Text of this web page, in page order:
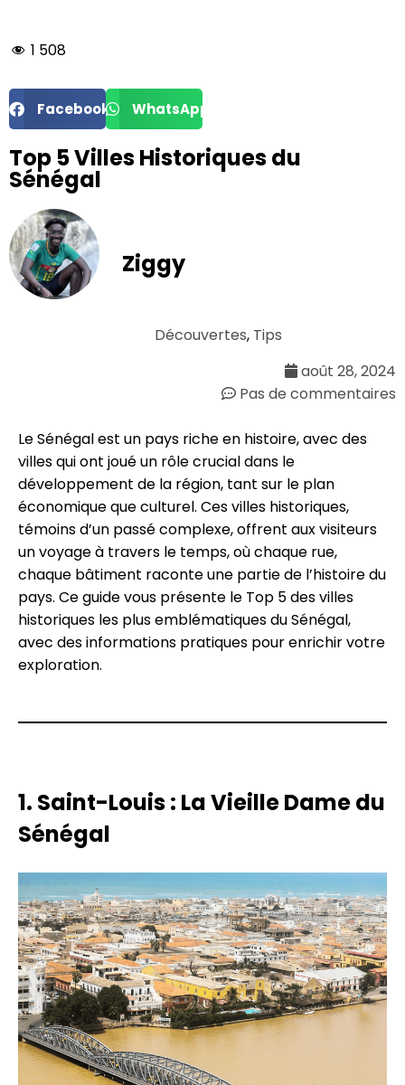
Top 5 Villes Historiques du
Sénégal
Ziggy
Découvertes, Tips
août 28, 2024
Pas de commentaires
Le Sénégal est un pays riche en histoire, avec des
villes qui ont joué un rôle crucial dans le
développement de la région, tant sur le plan
économique que culturel. Ces villes historiques,
témoins d’un passé complexe, offrent aux visiteurs
un voyage à travers le temps, où chaque rue,
chaque bâtiment raconte une partie de l’histoire du
pays. Ce guide vous présente le Top 5 des villes
historiques les plus emblématiques du Sénégal,
avec des informations pratiques pour enrichir votre
exploration.
1. Saint-Louis : La Vieille Dame du
Sénégal
1 508
Facebook WhatsApp